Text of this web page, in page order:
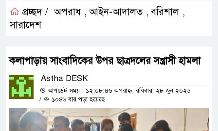
প্রচ্ছদ / অপরাধ ,আইন-আদালত ,বরিশাল ,
সারাদেশ
কলাপাড়ায় সাংবাদিকের উপর ছাত্রদলের সন্ত্রাসী হামলা
Astha DESK
আপডেট সময় : ১২:০৮:৪৬ অপরাহ্ন, রবিবার, ২৮ জুন ২০২৬
/
১০৪৬ বার পড়া হয়েছে